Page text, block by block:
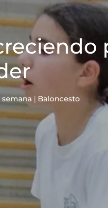
| Baloncesto